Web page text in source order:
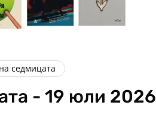
седмицата
- 19 юли 2026